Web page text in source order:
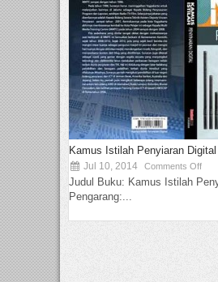
Kamus Istilah Penyiaran Digital
Jul 10, 2014 Comments Off
Judul Buku: Kamus Istilah
Pengarang:...